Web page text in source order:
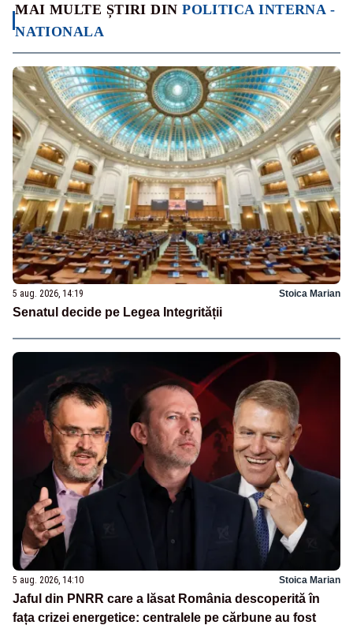
MAI MULTE ȘTIRI DINPOLITICA INTERNA -
NATIONALA
5 aug. 2026, 14:19 Stoica Marian
Senatul decide pe Legea Integrității
5 aug. 2026, 14:10 Stoica Marian
Jaful din PNRR care a lăsat România descoperită în
fața crizei energetice: centralele pe cărbune au fost